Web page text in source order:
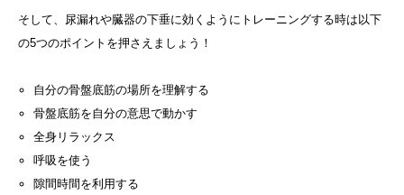
そして、尿漏れや臓器の下垂に効くようにトレーニングする時は以下
の5つのポイントを押さえましょう！
自分の骨盤底筋の場所を理解する
骨盤底筋を自分の意思で動かす
全身リラックス
呼吸を使う
隙間時間を利用する